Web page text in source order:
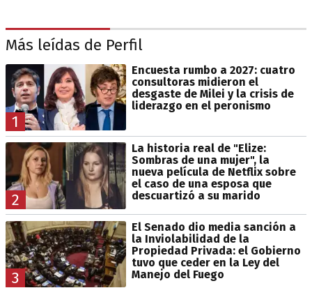
Más leídas de Perfil
1
Encuesta rumbo a 2027: cuatro
consultoras midieron el
desgaste de Milei y la crisis de
liderazgo en el peronismo
2
La historia real de "Elize:
Sombras de una mujer", la
nueva película de Netflix sobre
el caso de una esposa que
descuartizó a su marido
3
El Senado dio media sanción a
la Inviolabilidad de la
Propiedad Privada: el Gobierno
tuvo que ceder en la Ley del
Manejo del Fuego